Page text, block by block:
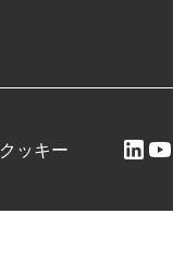
クッキー